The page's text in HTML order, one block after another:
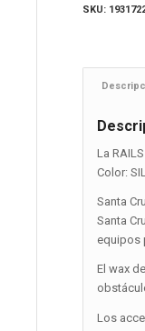
SKU:
La
Color:
Santa
Santa
equipos
El wax
Los